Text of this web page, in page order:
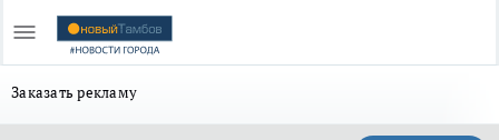
Заказать рекламу